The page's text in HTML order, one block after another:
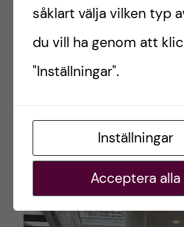
Postad avKopitha,
AUDIONOMPROGRAMMET
april 16, 2026 2
såklart välja vilken typ
du vill ha genom att
"Inställningar".
Inställningar
Acceptera alla